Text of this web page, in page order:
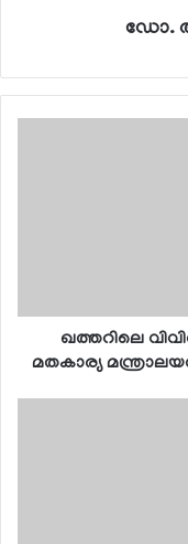
ഡോ.
ഖത്തറിലെ
മതകാര്യ